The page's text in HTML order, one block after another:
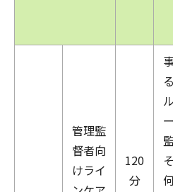
管理監
督者向
けライ
120
分